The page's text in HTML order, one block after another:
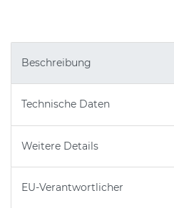
Beschreibung
Technische Daten
Weitere Details
EU-Verantwortlicher